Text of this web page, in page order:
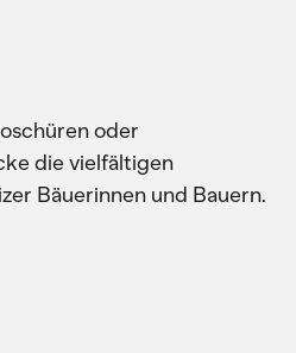
oder
die vielfältigen
Bäuerinnen und Bauern.